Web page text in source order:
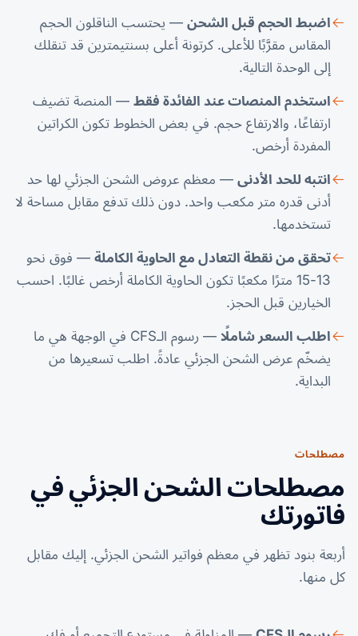
اضبط الحجم قبل الشحن — يحتسب الناقلون الحجم
المقاس مقرَّبًا للأعلى. كرتونة أعلى بسنتيمترين قد تنقلك
إلى الوحدة التالية.
استخدم المنصات عند الفائدة فقط — المنصة تضيف
ارتفاعًا، والارتفاع حجم. في بعض الخطوط تكون الكراتين
المفردة أرخص.
انتبه للحد الأدنى — معظم عروض الشحن الجزئي لها حد
أدنى قدره متر مكعب واحد. دون ذلك تدفع مقابل مساحة لا
تستخدمها.
تحقق من نقطة التعادل مع الحاوية الكاملة — فوق نحو
13-15 مترًا مكعبًا تكون الحاوية الكاملة أرخص غالبًا. احسب
الخيارين قبل الحجز.
اطلب السعر شاملًا
— رسوم الـCFS في الوجهة هي ما
يضخّم عرض الشحن الجزئي عادةً. اطلب تسعيرها من
البداية.
مصطلحات
مصطلحات الشحن الجزئي في
فاتورتك
أربعة بنود تظهر في معظم فواتير الشحن الجزئي. إليك مقابل
كل منها.